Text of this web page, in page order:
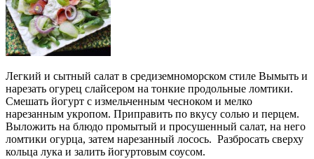
Легкий и сытный салат в средиземноморском стиле Вымыть и
нарезать огурец слайсером на тонкие продольные ломтики.
Смешать йогурт с измельченным чесноком и мелко
нарезанным укропом. Приправить по вкусу солью и перцем.
Выложить на блюдо промытый и просушенный салат, на него
ломтики огурца, затем нарезанный лосось. Разбросать сверху
кольца лука и залить йогуртовым соусом.